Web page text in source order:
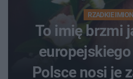
RZADKIE
To imię brzmi
Polsce nosi je